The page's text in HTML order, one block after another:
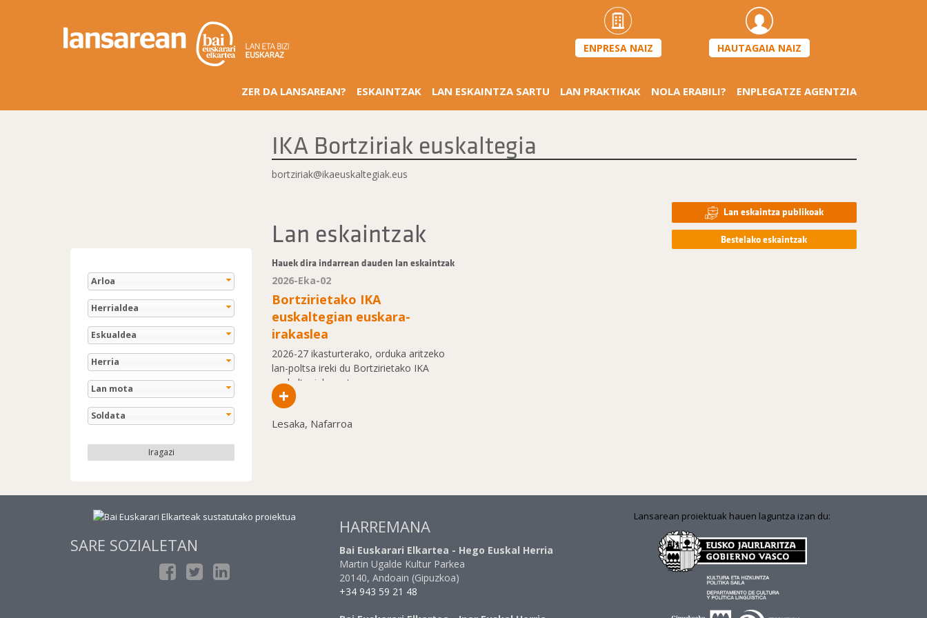
ENPRESA NAIZ HAUTAGAIA NAIZ
ZER DA LANSAREAN? ESKAINTZAK LAN ESKAINTZA SARTU LAN PRAKTIKAK NOLA ERABILI? ENPLEGATZE AGENTZIA
IKA Bortziriak euskaltegia
bortziriak@ikaeuskaltegiak.eus
Arloa
Herrialdea
Eskualdea
Herria
Lan mota
Soldata
Iragazi
Lan eskaintzak
Lan eskaintza publikoak
Bestelako eskaintzak
Hauek dira indarrean dauden lan eskaintzak
2026-Eka-02
Bortzirietako IKA
euskaltegian euskara-
irakaslea
2026-27 ikasturterako, orduka aritzeko
lan-poltsa ireki du Bortzirietako IKA
euskaltegiak, sortzen...
+
Lesaka, Nafarroa
SARE SOZIALETAN
HARREMANA
Bai Euskarari Elkartea - Hego Euskal Herria
Martin Ugalde Kultur Parkea
20140, Andoain (Gipuzkoa)
+34 943 59 21 48
Lansarean proiektuak hauen laguntza izan du: